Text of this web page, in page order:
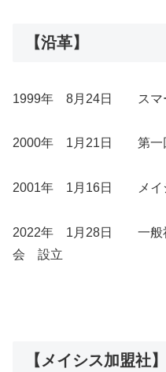
【沿革】
1999年 8月24日 スマ
2000年 1月21日 第一
2001年 1月16日 メイ
2022年 1月28日 一般社
会 設立
【メイシス加盟社】